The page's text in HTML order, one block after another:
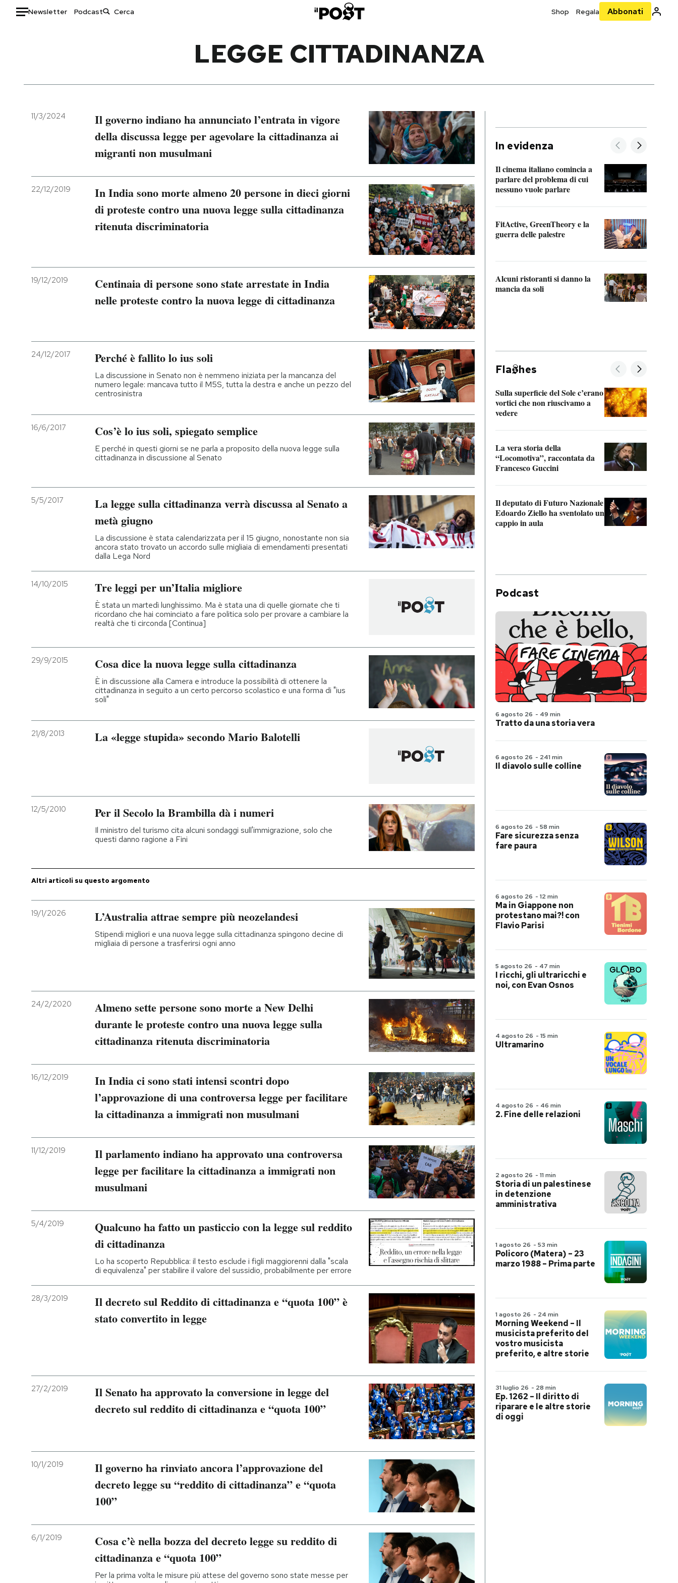
Newsletter Podcast Shop Regala Abbonati
Italia
Politica
Economia
Moda
Ok Boomer!
Media
NEWSLETTER
LEGGE CITTADINANZA
11/3/2024
Il governo indiano ha annunciato l’entrata in vigore
della discussa legge per agevolare la cittadinanza ai
migranti non musulmani
22/12/2019
In India sono morte almeno 20 persone in dieci giorni
di proteste contro una nuova legge sulla cittadinanza
ritenuta discriminatoria
19/12/2019
Centinaia di persone sono state arrestate in India
nelle proteste contro la nuova legge di cittadinanza
24/12/2017 Perché è fallito lo ius soli
La discussione in Senato non è nemmeno iniziata per la mancanza del
numero legale: mancava tutto il M5S, tutta la destra e anche un pezzo del
centrosinistra
16/6/2017 Cos’è lo ius soli, spiegato semplice
E perché in questi giorni se ne parla a proposito della nuova legge sulla
cittadinanza in discussione al Senato
5/5/2017
La legge sulla cittadinanza verrà discussa al Senato a
metà giugno
La discussione è stata calendarizzata per il 15 giugno, nonostante non sia
ancora stato trovato un accordo sulle migliaia di emendamenti presentati
dalla Lega Nord
14/10/2015 Tre leggi per un’Italia migliore
È stata un martedì lunghissimo. Ma è stata una di quelle giornate che ti
ricordano che hai cominciato a fare politica solo per provare a cambiare la
realtà che ti circonda [Continua]
29/9/2015 Cosa dice la nuova legge sulla cittadinanza
È in discussione alla Camera e introduce la possibilità di ottenere la
cittadinanza in seguito a un certo percorso scolastico e una forma di "ius
soli"
21/8/2013 La «legge stupida» secondo Mario Balotelli
12/5/2010 Per il Secolo la Brambilla dà i numeri
Il ministro del turismo cita alcuni sondaggi sull'immigrazione, solo che
questi danno ragione a Fini
Altri articoli su questo argomento
19/1/2026 L’Australia attrae sempre più neozelandesi
Stipendi migliori e una nuova legge sulla cittadinanza spingono decine di
migliaia di persone a trasferirsi ogni anno
24/2/2020
Almeno sette persone sono morte a New Delhi
durante le proteste contro una nuova legge sulla
cittadinanza ritenuta discriminatoria
16/12/2019
In India ci sono stati intensi scontri dopo
l’approvazione di una controversa legge per facilitare
la cittadinanza a immigrati non musulmani
11/12/2019
Il parlamento indiano ha approvato una controversa
legge per facilitare la cittadinanza a immigrati non
musulmani
5/4/2019
Qualcuno ha fatto un pasticcio con la legge sul reddito
di cittadinanza
Lo ha scoperto Repubblica: il testo esclude i figli maggiorenni dalla "scala
di equivalenza" per stabilire il valore del sussidio, probabilmente per errore
28/3/2019
Il decreto sul Reddito di cittadinanza e “quota 100” è
stato convertito in legge
27/2/2019
Il Senato ha approvato la conversione in legge del
decreto sul reddito di cittadinanza e “quota 100”
10/1/2019
Il governo ha rinviato ancora l’approvazione del
decreto legge su “reddito di cittadinanza” e “quota
100”
6/1/2019
Cosa c’è nella bozza del decreto legge su reddito di
cittadinanza e “quota 100”
Per la prima volta le misure più attese del governo sono state messe per
In evidenza
Il cinema italiano comincia a
parlare del problema di cui
nessuno vuole parlare
FitActive, GreenTheory e la
guerra delle palestre
Alcuni ristoranti si danno la
mancia da soli
Fla hes
Sulla superficie del Sole c’erano
vortici che non riuscivamo a
vedere
La vera storia della
“Locomotiva”, raccontata da
Francesco Guccini
Il deputato di Futuro Nazionale
Edoardo Ziello ha sventolato un
cappio in aula
Podcast
6 agosto 26 - 49 min
Tratto da una storia vera
6 agosto 26 - 241 min
Il diavolo sulle colline
6 agosto 26 - 58 min
Fare sicurezza senza
fare paura
6 agosto 26 - 12 min
Ma in Giappone non
protestano mai?! con
Flavio Parisi
5 agosto 26 - 47 min
I ricchi, gli ultraricchi e
noi, con Evan Osnos
4 agosto 26 - 15 min
Ultramarino
4 agosto 26 - 46 min
2. Fine delle relazioni
2 agosto 26 - 11 min
Storia di un palestinese
in detenzione
amministrativa
1 agosto 26 - 53 min
Policoro (Matera) – 23
marzo 1988 – Prima parte
1 agosto 26 - 24 min
Morning Weekend – Il
musicista preferito del
vostro musicista
preferito, e altre storie
31 luglio 26 - 28 min
Ep. 1262 – Il diritto di
riparare e le altre storie
di oggi